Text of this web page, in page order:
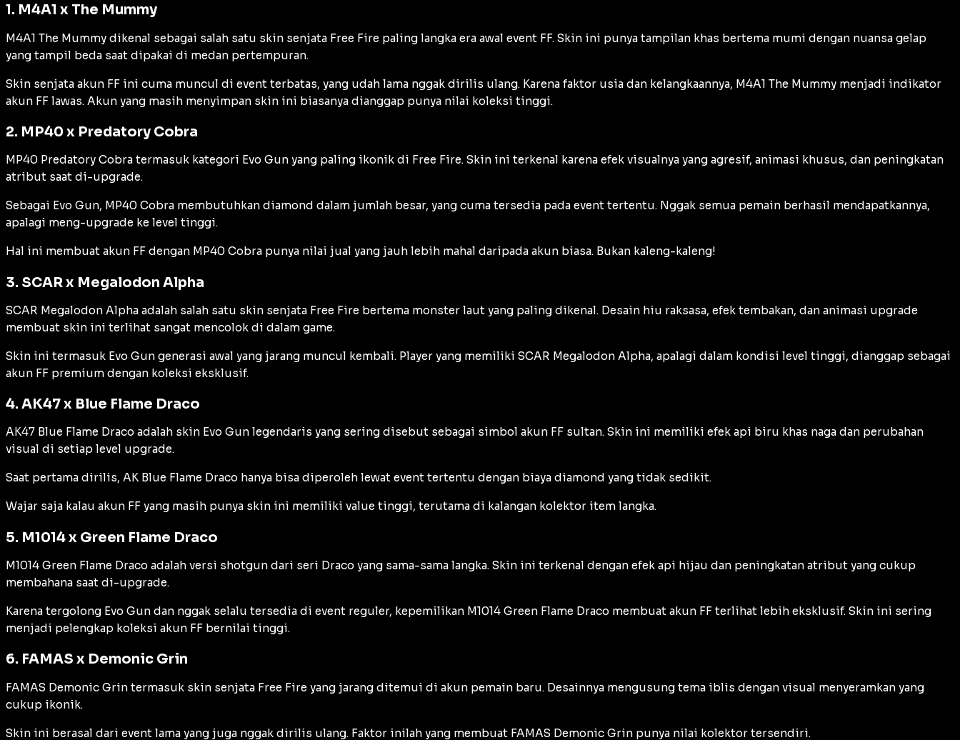
1. M4A1 x The Mummy
M4A1 The Mummy dikenal sebagai salah satu skin senjata Free Fire paling langka era awal event FF. Skin ini punya tampilan khas bertema mumi dengan nuansa gelap
yang tampil beda saat dipakai di medan pertempuran.
Skin senjata akun FF ini cuma muncul di event terbatas, yang udah lama nggak dirilis ulang. Karena faktor usia dan kelangkaannya, M4A1 The Mummy menjadi indikator
akun FF lawas. Akun yang masih menyimpan skin ini biasanya dianggap punya nilai koleksi tinggi.
2. MP40 x Predatory Cobra
MP40 Predatory Cobra termasuk kategori Evo Gun yang paling ikonik di Free Fire. Skin ini terkenal karena efek visualnya yang agresif, animasi khusus, dan peningkatan
atribut saat di-upgrade.
Sebagai Evo Gun, MP40 Cobra membutuhkan diamond dalam jumlah besar, yang cuma tersedia pada event tertentu. Nggak semua pemain berhasil mendapatkannya,
apalagi meng-upgrade ke level tinggi.
Hal ini membuat akun FF dengan MP40 Cobra punya nilai jual yang jauh lebih mahal daripada akun biasa. Bukan kaleng-kaleng!
3. SCAR x Megalodon Alpha
SCAR Megalodon Alpha adalah salah satu skin senjata Free Fire bertema monster laut yang paling dikenal. Desain hiu raksasa, efek tembakan, dan animasi upgrade
membuat skin ini terlihat sangat mencolok di dalam game.
Skin ini termasuk Evo Gun generasi awal yang jarang muncul kembali. Player yang memiliki SCAR Megalodon Alpha, apalagi dalam kondisi level tinggi, dianggap sebagai
akun FF premium dengan koleksi eksklusif.
4. AK47 x Blue Flame Draco
AK47 Blue Flame Draco adalah skin Evo Gun legendaris yang sering disebut sebagai simbol akun FF sultan. Skin ini memiliki efek api biru khas naga dan perubahan
visual di setiap level upgrade.
Saat pertama dirilis, AK Blue Flame Draco hanya bisa diperoleh lewat event tertentu dengan biaya diamond yang tidak sedikit.
Wajar saja kalau akun FF yang masih punya skin ini memiliki value tinggi, terutama di kalangan kolektor item langka.
5. M1014 x Green Flame Draco
M1014 Green Flame Draco adalah versi shotgun dari seri Draco yang sama-sama langka. Skin ini terkenal dengan efek api hijau dan peningkatan atribut yang cukup
membahana saat di-upgrade.
Karena tergolong Evo Gun dan nggak selalu tersedia di event reguler, kepemilikan M1014 Green Flame Draco membuat akun FF terlihat lebih eksklusif. Skin ini sering
menjadi pelengkap koleksi akun FF bernilai tinggi.
6. FAMAS x Demonic Grin
FAMAS Demonic Grin termasuk skin senjata Free Fire yang jarang ditemui di akun pemain baru. Desainnya mengusung tema iblis dengan visual menyeramkan yang
cukup ikonik.
Skin ini berasal dari event lama yang juga nggak dirilis ulang. Faktor inilah yang membuat FAMAS Demonic Grin punya nilai kolektor tersendiri.